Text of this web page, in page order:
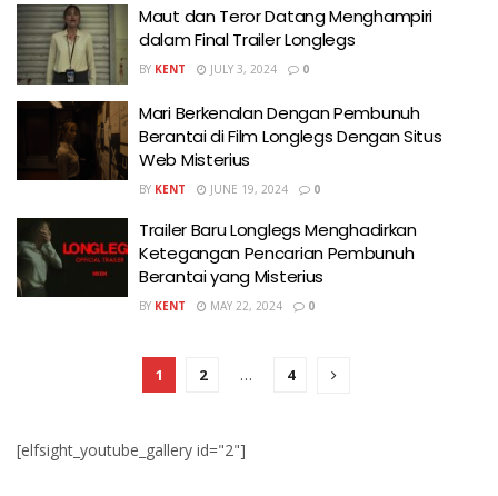
Maut dan Teror Datang Menghampiri
dalam Final Trailer Longlegs
BY KENT JULY 3, 2024 0
Mari Berkenalan Dengan Pembunuh
Berantai di Film Longlegs Dengan Situs
Web Misterius
BY KENT JUNE 19, 2024 0
Trailer Baru Longlegs Menghadirkan
Ketegangan Pencarian Pembunuh
Berantai yang Misterius
BY KENT MAY 22, 2024 0
1 2 … 4
[elfsight_youtube_gallery id="2"]